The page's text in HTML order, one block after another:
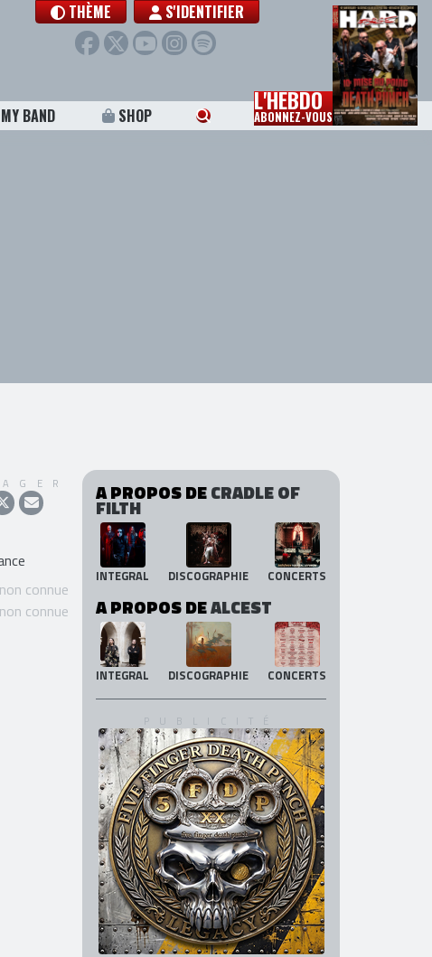
THÈME S'IDENTIFIER
MY BAND SHOP L'HEBDO
ABONNEZ-VOUS
connue
connue
A PROPOS DECRADLE OF
FILTH
INTEGRAL DISCOGRAPHIE CONCERTS
A PROPOS DEALCEST
INTEGRAL DISCOGRAPHIE CONCERTS